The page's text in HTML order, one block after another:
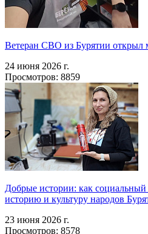
Ветеран СВО из Бурятии открыл
24 июня 2026 г.
Просмотров: 8859
Добрые истории: как социальный
историю и культуру народов
23 июня 2026 г.
Просмотров: 8578